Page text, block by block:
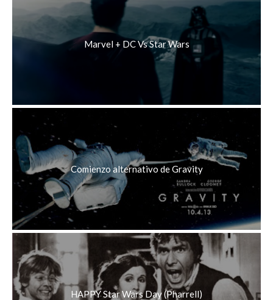
Marvel + DC Vs Star Wars
Comienzo alternativo de Gravity
HAPPY Star Wars Day (Pharrell)